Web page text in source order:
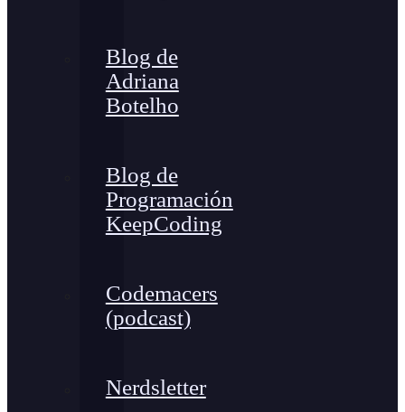
Blog de
Adriana
Botelho
Blog de
Programación
KeepCoding
Codemacers
(podcast)
Nerdsletter